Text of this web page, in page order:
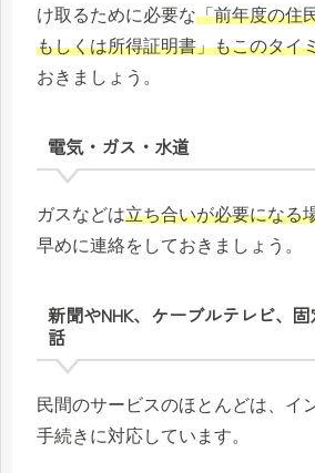
け取るために必要な「前年度の住
もしくは所得証明書」もこのタイ
おきましょう。
電気・ガス・水道
ガスなどは立ち合いが必要になる
早めに連絡をしておきましょう。
新聞やNHK、ケーブルテレビ、
話
民間のサービスのほとんどは、イ
手続きに対応しています。